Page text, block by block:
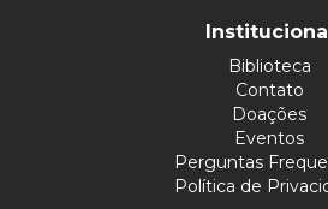
Biblioteca
Contato
Doações
Eventos
Perguntas
Política de